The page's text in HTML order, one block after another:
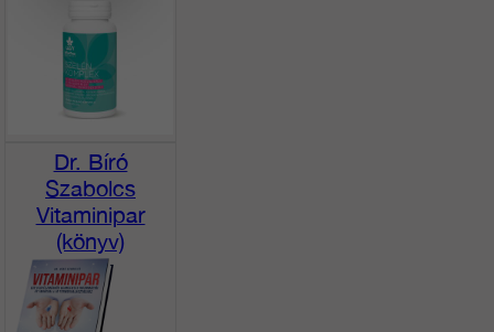
Dr. Bíró
Szabolcs
Vitaminipar
(könyv)